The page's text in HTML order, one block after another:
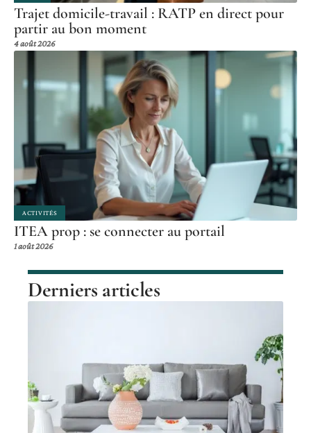
Trajet domicile-travail : RATP en direct pour
partir au bon moment
4 août 2026
ACTIVITÉS
ITEA prop : se connecter au portail
1 août 2026
Derniers articles